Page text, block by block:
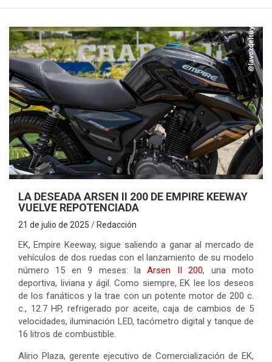
LA DESEADA ARSEN II 200 DE EMPIRE KEEWAY
VUELVE REPOTENCIADA
21 de julio de 2025 Redacción
EK, Empire Keeway, sigue saliendo a ganar al mercado de
vehículos de dos ruedas con el lanzamiento de su modelo
número 15 en 9 meses: laArsen II 200, una moto
deportiva, liviana y ágil. Como siempre, EK lee los deseos
de los fanáticos y la trae con un potente motor de 200 c.
c., 12.7 HP, refrigerado por aceite, caja de cambios de 5
velocidades, iluminación LED, tacómetro digital y tanque de
16 litros de combustible.
Alirio Plaza, gerente ejecutivo de Comercialización de EK,